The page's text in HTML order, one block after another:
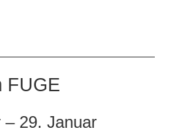
FUGE
– 29. Januar